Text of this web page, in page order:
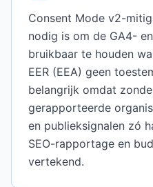
Consent Mode v2-
nodig is om de GA4-
bruikbaar te houden
EER (EEA) geen
belangrijk omdat
gerapporteerde
en publieksignalen zó
SEO-rapportage en
vertekend.